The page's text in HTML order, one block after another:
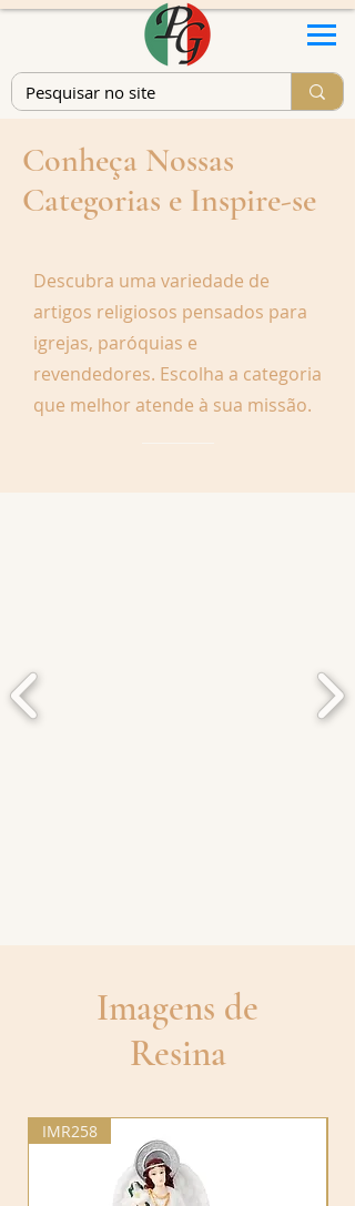
Conheça Nossas
Categorias e Inspire-se
Descubra uma variedade de
artigos religiosos pensados para
igrejas, paróquias e
revendedores. Escolha a categoria
que melhor atende à sua missão.
Imagens de
Resina
IMR258